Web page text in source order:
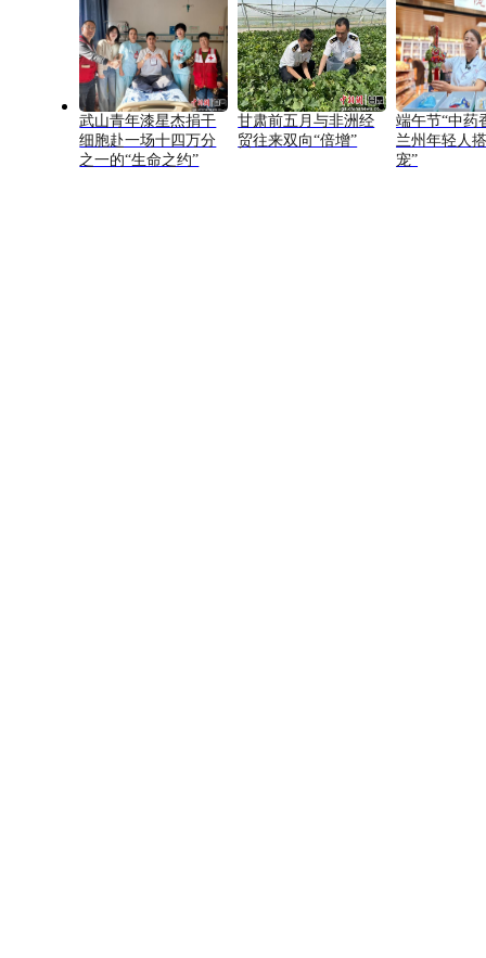
武山青年漆星杰捐干
细胞赴一场十四万分
之一的“生命之约”
甘肃前五月与非洲经
贸往来双向“倍增”
端午节“中药
兰州年轻人
宠”